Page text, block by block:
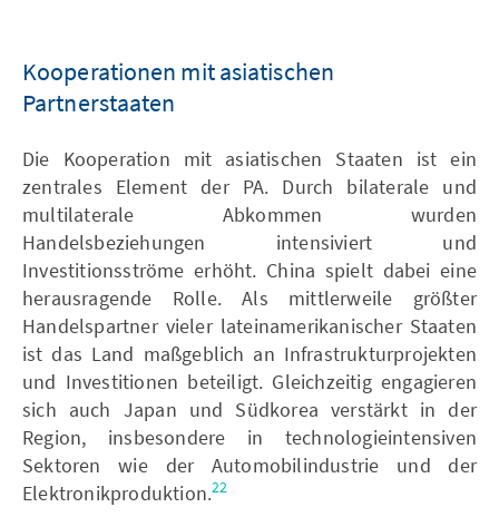
Kooperationen mit asiatischen
Partnerstaaten
Die Kooperation mit asiatischen Staaten ist ein
zentrales Element der PA. Durch bilaterale und
multilaterale Abkommen wurden
Handelsbeziehungen intensiviert und
Investitionsströme erhöht. China spielt dabei eine
herausragende Rolle. Als mittlerweile größter
Handelspartner vieler lateinamerikanischer Staaten
ist das Land maßgeblich an Infrastrukturprojekten
und Investitionen beteiligt. Gleichzeitig engagieren
sich auch Japan und Südkorea verstärkt in der
Region, insbesondere in technologieintensiven
Sektoren wie der Automobilindustrie und der
Elektronikproduktion.22